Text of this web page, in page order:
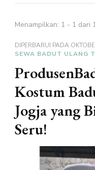
Menampilkan: 1 - 1 dari
DIPERBARUI PADA
SEWA BADUT ULANG
Kostum
Jogja yang
Seru!